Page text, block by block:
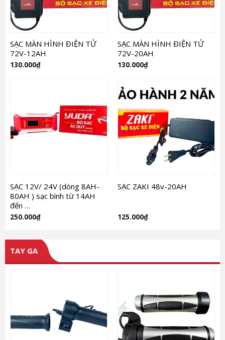
SẠC MÀN HÌNH ĐIỆN TỬ
72V-12AH
130.000₫
SẠC MÀN HÌNH ĐIỆN TỬ
72V-20AH
130.000₫
SẠC 12V/ 24V (dòng 8AH-
80AH ) sạc bình từ 14AH
đến …
250.000₫
SẠC ZAKI 48v-20AH
125.000₫
TAY GA